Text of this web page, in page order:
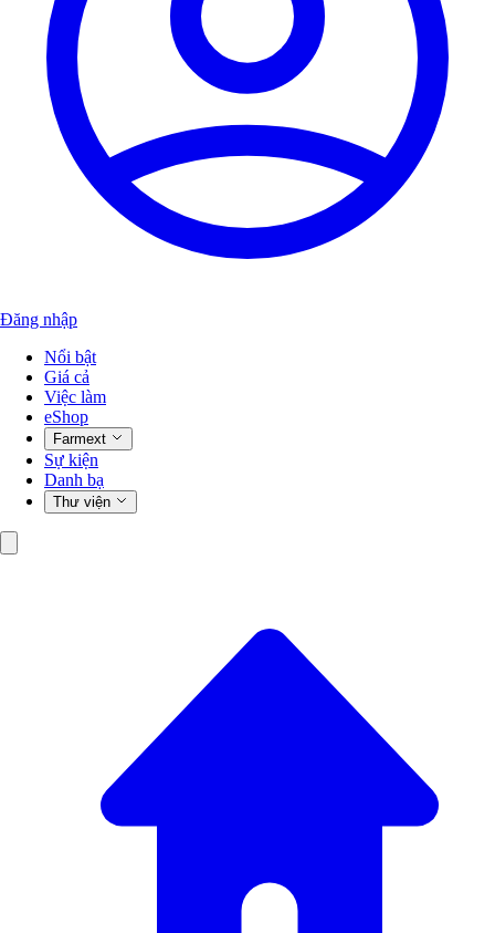
Đăng nhập
Nổi bật
Giá cả
Việc làm
eShop
Farmext
Sự kiện
Danh bạ
Thư viện